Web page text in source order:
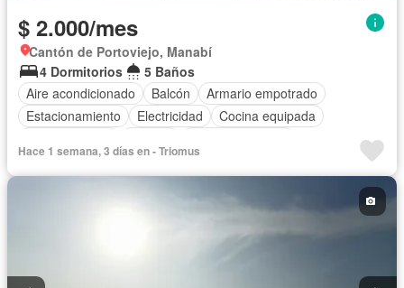
$ 2.000/mes
Cantón de Portoviejo, Manabí
4 Dormitorios
5 Baños
Aire acondicionado
Balcón
Armario empotrado
Estacionamiento
Electricidad
Cocina equipada
Cuarto de servicio
Terraza
Hace 1 semana, 3 días en - Triomus